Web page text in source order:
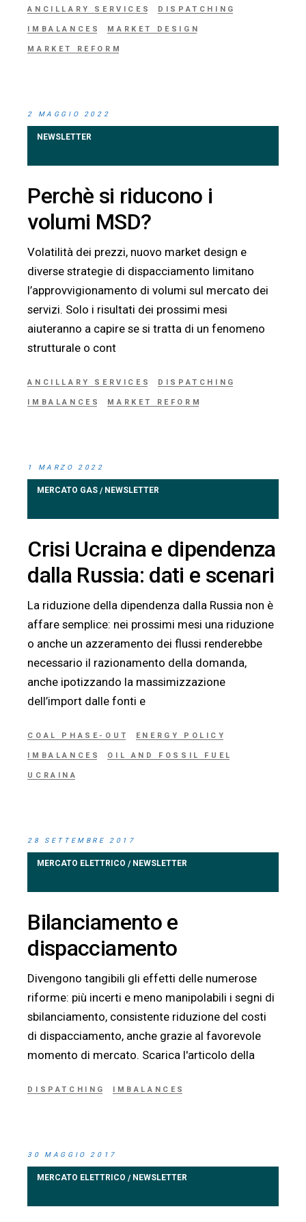
ANCILLARY SERVICES DISPATCHING
IMBALANCES MARKET DESIGN
MARKET REFORM
2 MAGGIO 2022
NEWSLETTER
Perchè si riducono i
volumi MSD?
Volatilità dei prezzi, nuovo market design e
diverse strategie di dispacciamento limitano
l’approvvigionamento di volumi sul mercato dei
servizi. Solo i risultati dei prossimi mesi
aiuteranno a capire se si tratta di un fenomeno
strutturale o cont
ANCILLARY SERVICES DISPATCHING
IMBALANCES MARKET REFORM
1 MARZO 2022
MERCATO GAS / NEWSLETTER
Crisi Ucraina e dipendenza
dalla Russia: dati e scenari
La riduzione della dipendenza dalla Russia non è
affare semplice: nei prossimi mesi una riduzione
o anche un azzeramento dei flussi renderebbe
necessario il razionamento della domanda,
anche ipotizzando la massimizzazione
dell’import dalle fonti e
COAL PHASE-OUT ENERGY POLICY
IMBALANCES OIL AND FOSSIL FUEL
UCRAINA
28 SETTEMBRE 2017
MERCATO ELETTRICO / NEWSLETTER
Bilanciamento e
dispacciamento
Divengono tangibili gli effetti delle numerose
riforme: più incerti e meno manipolabili i segni di
sbilanciamento, consistente riduzione del costi
di dispacciamento, anche grazie al favorevole
momento di mercato. Scarica l'articolo della
DISPATCHING IMBALANCES
30 MAGGIO 2017
MERCATO ELETTRICO / NEWSLETTER